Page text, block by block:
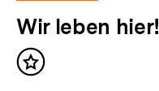
Wir leben hier!
Inhalt